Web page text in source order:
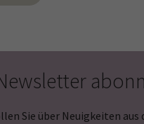
Sie über Neuigkeiten aus